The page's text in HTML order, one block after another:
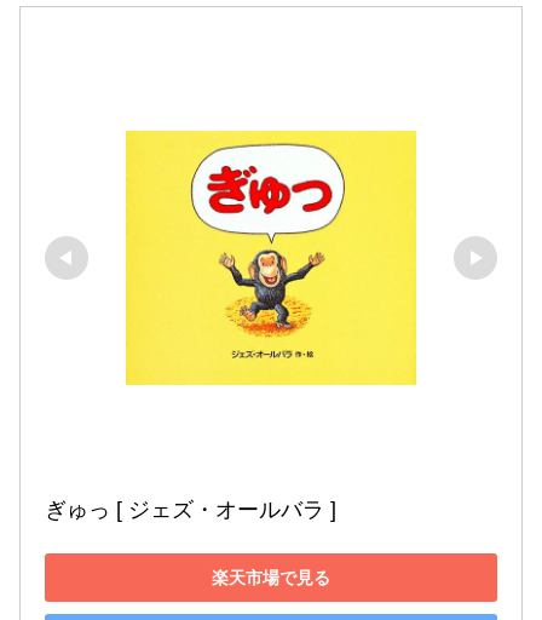
ぎゅっ [ ジェズ・オールバラ ]
楽天市場で見る